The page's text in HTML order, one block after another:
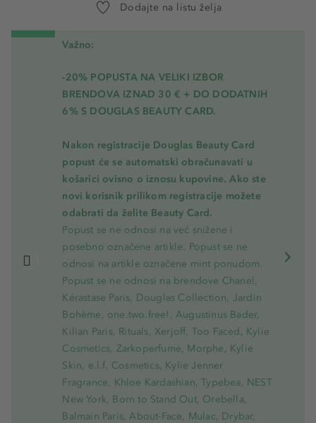
Dodajte na listu želja
Važno:
-20% POPUSTA NA VELIKI IZBOR
BRENDOVA IZNAD 30 € + DO DODATNIH
6% S DOUGLAS BEAUTY CARD.
Nakon registracije Douglas Beauty Card
popust će se automatski obračunavati u
košarici ovisno o iznosu kupovine. Ako ste
novi korisnik prilikom registracije možete
odabrati da želite Beauty Card.
Popust se ne odnosi na već snižene i
posebno označene artikle. Popust se ne
odnosi na artikle označene mint ponudom.
Popust se ne odnosi na brendove Chanel,
Kérastase Paris, Douglas Collection, Jardin
Bohème, one.two.free!, Augustinus Bader,
Kilian Paris, Rituals, Xerjoff, Too Faced, Kylie
Cosmetics, Zarkoperfume, Morphe, Kylie
Skin, e.l.f. Cosmetics, Kylie Jenner
Fragrance, Khloe Kardashian, Typebea, NEST
New York, Born to Stand Out, Orebella,
Balmain Paris, About-Face, Mulac, Drybar,